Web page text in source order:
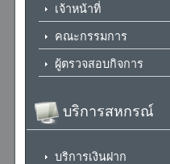
เจ้าหน้าที่
คณะกรรมการ
ผู้ตรวจสอบกิจการ
บริการสหกรณ์
บริการเงินฝาก